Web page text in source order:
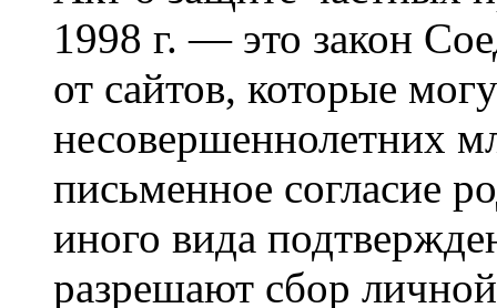
1998 г. — это закон
от сайтов, которые
несовершеннолетних
письменное согласие
иного вида
разрешают сбор